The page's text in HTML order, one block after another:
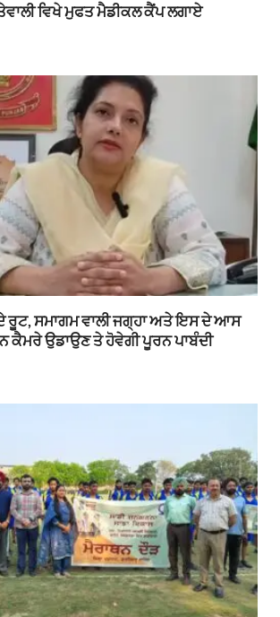
ਵਿਖੇ ਮੁਫਤ ਮੈਡੀਕਲ ਕੈਂਪ ਲਗਾਏ
ਰੂਟ, ਸਮਾਗਮ ਵਾਲੀ ਜਗ੍ਹਾ ਅਤੇ ਇਸ ਦੇ ਆਸ
ਕੈਮਰੇ ਉਡਾਉਣ ਤੇ ਹੋਵੇਗੀ ਪੂਰਨ ਪਾਬੰਦੀ